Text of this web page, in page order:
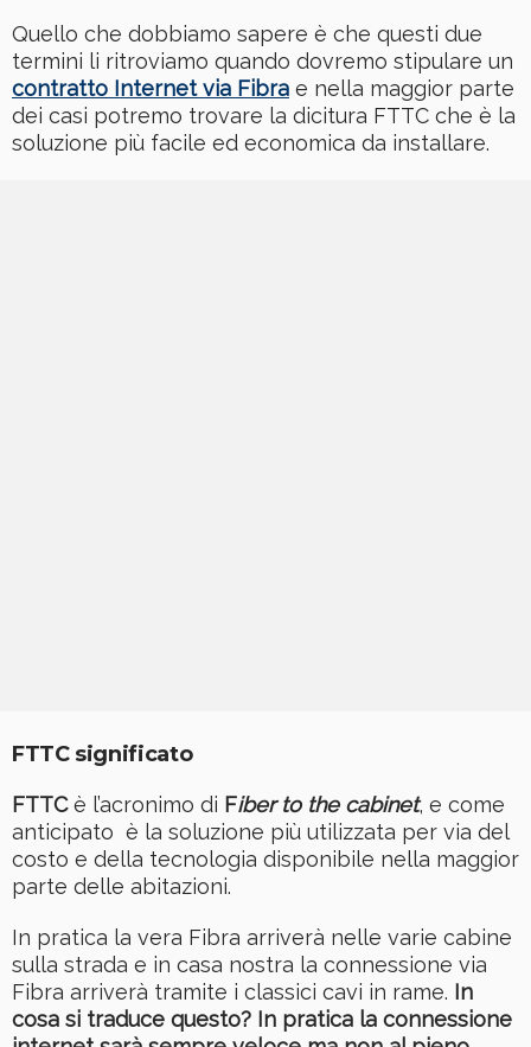
Quello che dobbiamo sapere è che questi due
termini li ritroviamo quando dovremo stipulare un
contratto Internet via Fibra e nella maggior parte
dei casi potremo trovare la dicitura FTTC che è la
soluzione più facile ed economica da installare.
FTTC significato
FTTCè l’acronimo di Fiber to the cabinet, e come
anticipato è la soluzione più utilizzata per via del
costo e della tecnologia disponibile nella maggior
parte delle abitazioni.
In pratica la vera Fibra arriverà nelle varie cabine
sulla strada e in casa nostra la connessione via
Fibra arriverà tramite i classici cavi in rame. In
cosa si traduce questo? In pratica la connessione